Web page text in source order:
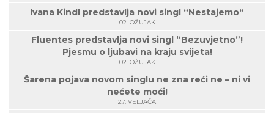
Ivana Kindl predstavlja novi singl “Nestajemo“
02. OŽUJAK
Fluentes predstavlja novi singl “Bezuvjetno”!
Pjesmu o ljubavi na kraju svijeta!
02. OŽUJAK
Šarena pojava novom singlu ne zna reći ne – ni vi
nećete moći!
27. VELJAČA